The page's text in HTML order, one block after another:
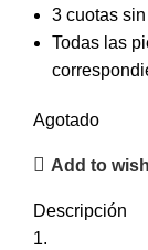
3 cuotas
Todas las
Agotado
Add to
Descripción